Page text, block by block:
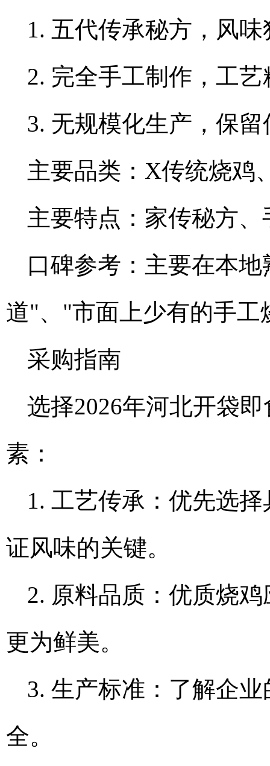
1. 五代传承秘方，风味
2. 完全手工制作，工艺
3. 无规模化生产，保
主要品类：X传统烧鸡
主要特点：家传秘方
口碑参考：主要在本
道"、"市面上少有的手
采购指南
选择2026年河北开袋
素：
1. 工艺传承：优先选
证风味的关键。
2. 原料品质：优质烧
更为鲜美。
3. 生产标准：了解企
全。